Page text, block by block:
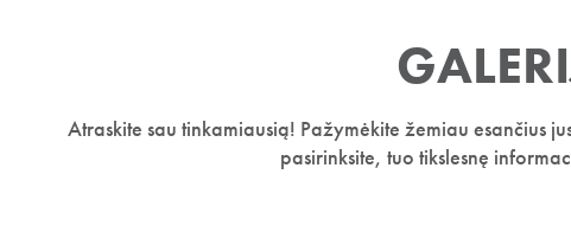
Atraskite sau tinkamiausią! Pažymėkite žemiau esančius
pasirinksite, tuo tikslesnę